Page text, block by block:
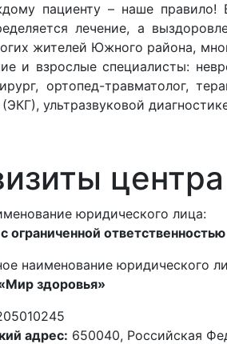
пациенту – наше правило!
лечение, а
жителей Южного района,
и взрослые специалисты:
ортопед-травматолог,
ультразвуковой
центра
юридического лица:
ограниченной
наименование юридического
здоровья»
адрес: 650040, Российская